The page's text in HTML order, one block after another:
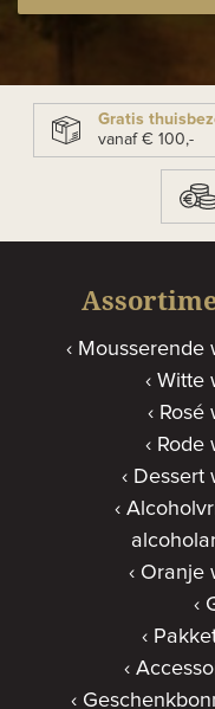
Gratis
vanaf € 100,-
Mousserende
Witte
Rosé
Rode
Dessert
Oranje